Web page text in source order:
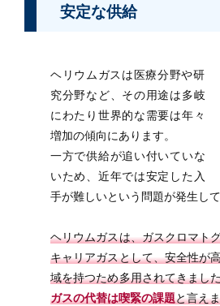
安定な供給
ヘリウムガスは医療分野や研
究分野など、その用途は多岐
にわたり世界的な需要は年々
増加の傾向にあります。
一方で供給が追い付いていな
いため、近年では安定した入
手が難しいという問題が発生して
ヘリウムガスは、ガスクロマト
キャリアガスとして、安全性が
域を持つため多用されてきまし
ガスの代替は喫緊の課題と言え